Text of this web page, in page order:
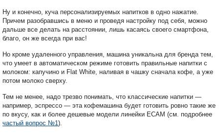
Ну и конечно, куча персонализируемых напитков в одно нажатие.
Причем разобравшись в меню и проведя настройку под себя, можно
дальше все делать на расстоянии, лишь касаясь своего смартфона,
благо, он же всегда при вас!
Но кроме удаленного управления, машина уникальна для бренда тем,
что умеет в автоматическом режиме готовить правильные напитки с
молоком: капучино и Flat White, наливая в чашку сначала кофе, а уже
потом молоко сверху.
Тем не менее, надо трезво понимать, что классические напитки —
например, эспрессо — эта кофемашина будет готовить ровно такие же
по вкусу, как и более дешевые модели линейки ECAM (см. подробнее
частый вопрос №1 ).